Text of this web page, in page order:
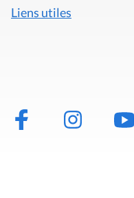
Liens utiles